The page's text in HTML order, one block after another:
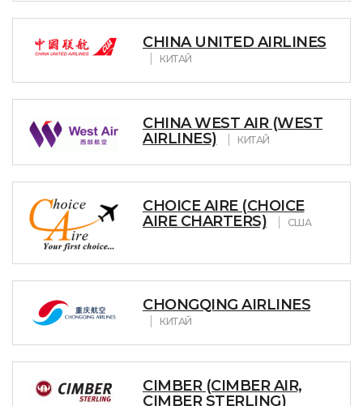
CHINA UNITED AIRLINES
КИТАЙ
CHINA WEST AIR (WEST
AIRLINES)
КИТАЙ
CHOICE AIRE (CHOICE
AIRE CHARTERS)
США
CHONGQING AIRLINES
КИТАЙ
CIMBER (CIMBER AIR,
CIMBER STERLING)